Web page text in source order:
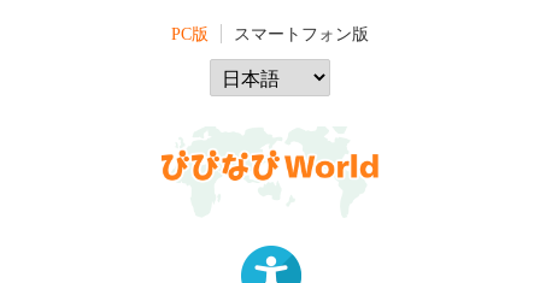
PC版 スマートフォン版